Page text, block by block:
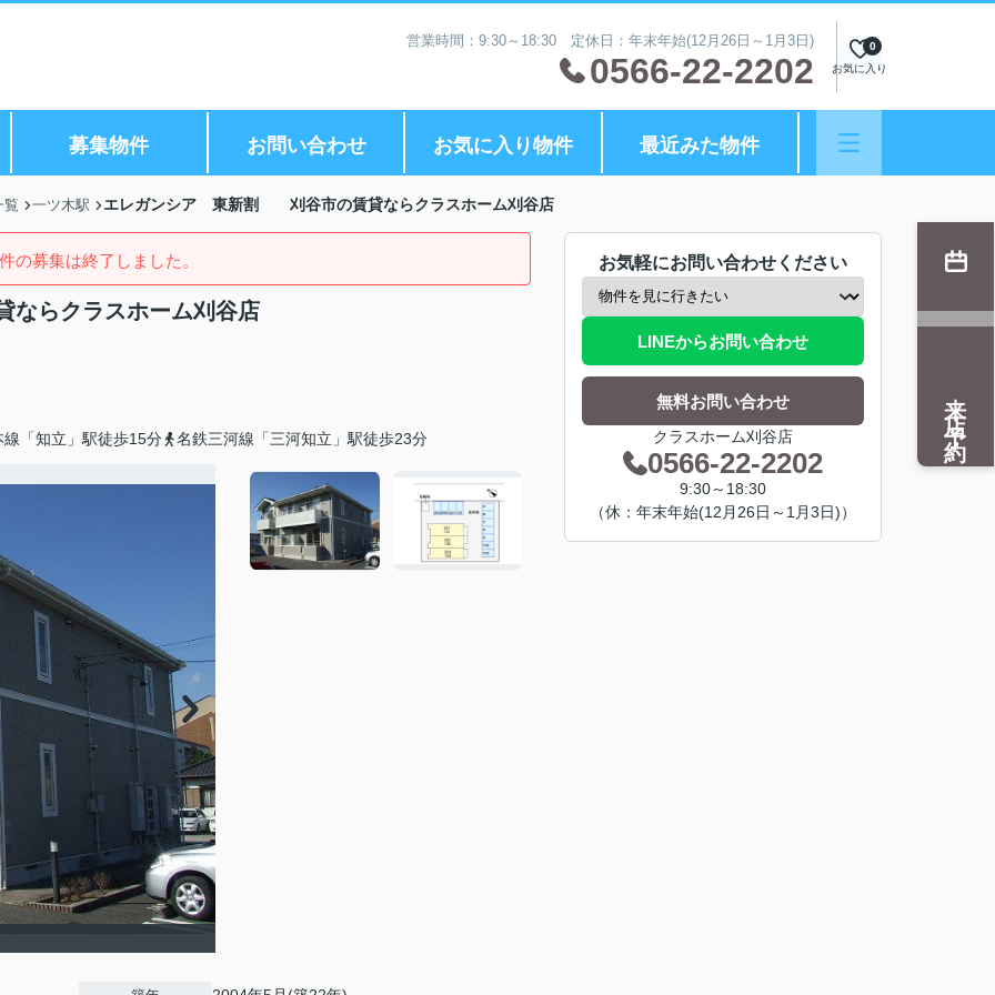
営業時間：9:30～18:30 定休日：年末年始(12月26日～1月3日)
0566-22-2202 お気に入り
0
募集物件 お問い合わせ お気に入り物件 最近みた物件
覧 一ツ木駅 エレガンシア 東新割 刈谷市の賃貸ならクラスホーム刈谷店
の募集は終了しました。
らクラスホーム刈谷店
「知立」駅徒歩15分 名鉄三河線「三河知立」駅徒歩23分
お気軽にお問い合わせください
LINEからお問い合わせ
無料お問い合わせ
クラスホーム刈谷店
0566-22-2202
9:30～18:30
（休：年末年始(12月26日～1月3日)）
来店予約